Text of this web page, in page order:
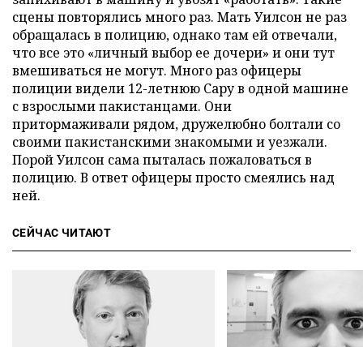
сцены повторялись много раз. Мать Уилсон не раз
обращалась в полицию, однако там ей отвечали,
что все это «личный выбор ее дочери» и они тут
вмешиваться не могут. Много раз офицеры
полиции видели 12-летнюю Сару в одной машине
с взрослыми пакистанцами. Они
притормаживали рядом, дружелюбно болтали со
своими пакистанскими знакомыми и уезжали.
Порой Уилсон сама пыталась пожаловаться в
полицию. В ответ офицеры просто смеялись над
ней.
СЕЙЧАС ЧИТАЮТ